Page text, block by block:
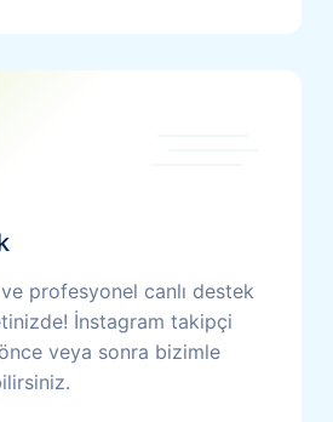
profesyonel canlı destek
İnstagram takipçi
veya sonra bizimle